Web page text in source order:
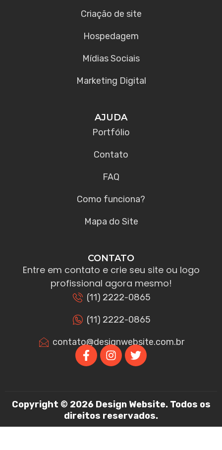
Criação de site
Hospedagem
Mídias Sociais
Marketing Digital
AJUDA
Portfólio
Contato
FAQ
Como funciona?
Mapa do Site
CONTATO
Entre em contato e crie seu site ou logo
profissional agora mesmo!
(11) 2222-0865
(11) 2222-0865
contato@designwebsite.com.br
Copyright © 2026 Design Website. Todos os
direitos reservados.